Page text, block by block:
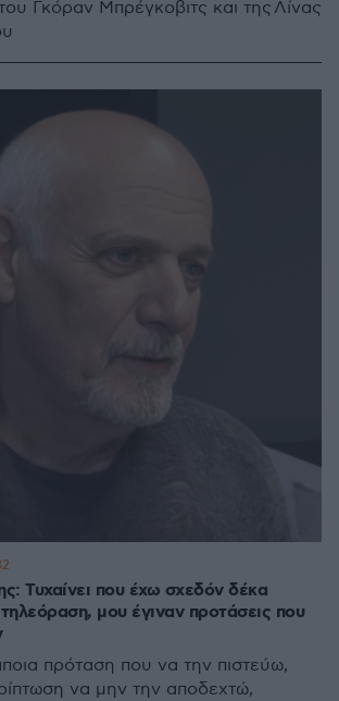
Γκόραν Μπρέγκοβιτς και της Λίνας
Τυχαίνει που έχω σχεδόν δέκα
μου έγιναν προτάσεις που
πρόταση που να την πιστεύω,
να μην την αποδεχτώ,